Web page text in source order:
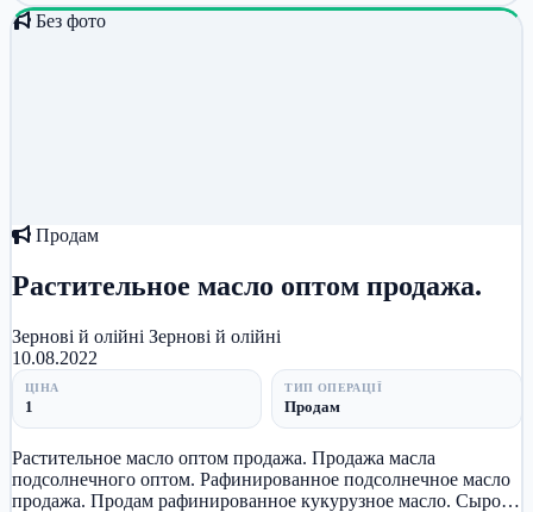
Без фото
Продам
Растительное масло оптом продажа.
Зернові й олійні Зернові й олійні
10.08.2022
ЦІНА
1
ТИП ОПЕРАЦІЇ
Продам
Растительное масло оптом продажа. Продажа масла
подсолнечного оптом. Рафинированное подсолнечное масло
продажа. Продам рафинированное кукурузное масло. Сырое